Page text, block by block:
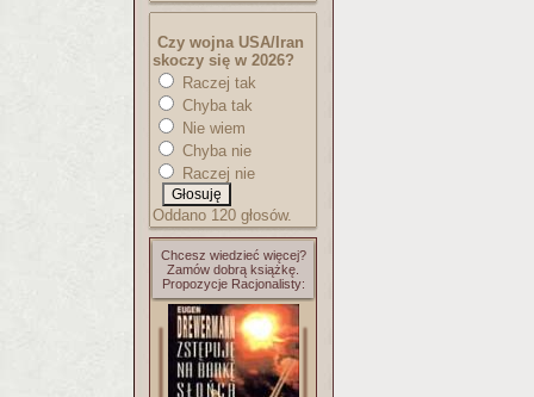
Czy wojna USA/Iran
skoczy się w 2026?
Raczej tak
Chyba tak
Nie wiem
Chyba nie
Raczej nie
Oddano 120 głosów.
Chcesz wiedzieć więcej?
Zamów dobrą książkę.
Propozycje Racjonalisty: